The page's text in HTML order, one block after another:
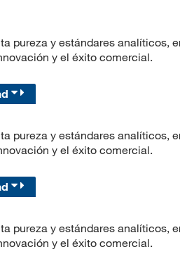
pureza y estándares analíticos,
y el éxito comercial.
pureza y estándares analíticos,
y el éxito comercial.
pureza y estándares analíticos,
y el éxito comercial.